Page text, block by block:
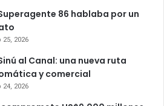
86 hablaba por un
25, 2026
al Canal: una nueva ruta
y comercial
24, 2026